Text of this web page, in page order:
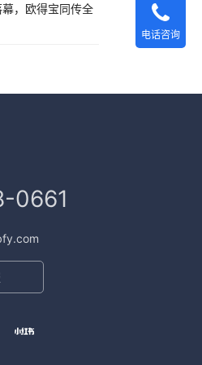
，欧得宝同传全
0661
电话咨询